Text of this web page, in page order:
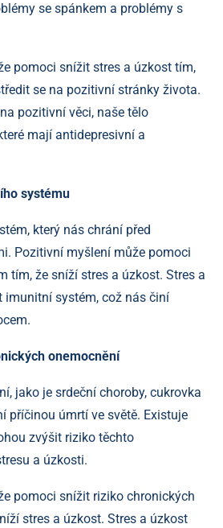
se spánkem a problémy s
pomoci snížit stres a úzkost tím,
se na pozitivní stránky života.
pozitivní věci, naše tělo
mají antidepresivní a
systému
který nás chrání před
Pozitivní myšlení může pomoci
tím, že sníží stres a úzkost. Stres a
imunitní systém, což nás činí
onemocnění
jako je srdeční choroby, cukrovka
příčinou úmrtí ve světě. Existuje
zvýšit riziko těchto
a úzkosti.
pomoci snížit riziko chronických
stres a úzkost. Stres a úzkost